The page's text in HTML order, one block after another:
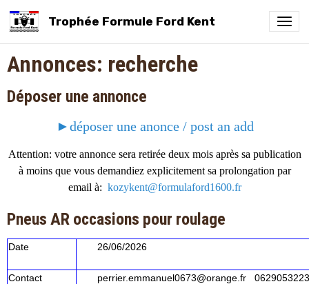
Trophée Formule Ford Kent
Annonces: recherche
Déposer une annonce
►déposer une anonce / post an add
Attention: votre annonce sera retirée deux mois après sa publication
à moins que vous demandiez explicitement sa prolongation par
email à: kozykent@formulaford1600.fr
Pneus AR occasions pour roulage
Date 26/06/2026
Contact perrier.emmanuel0673@orange.fr 0629053223